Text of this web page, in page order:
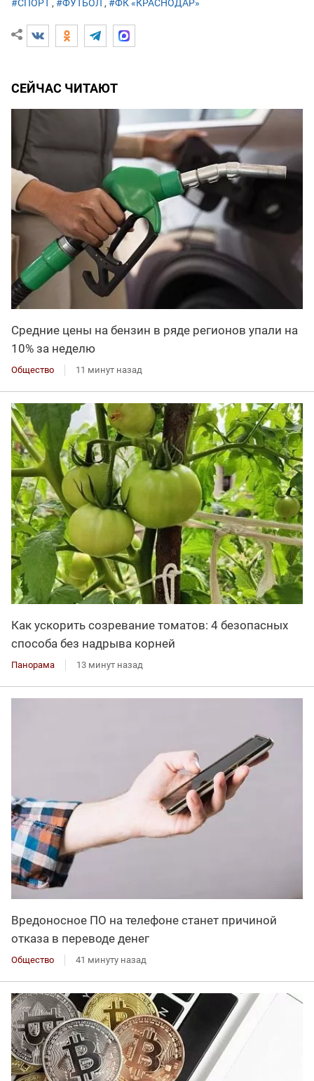
#СПОРТ, #ФУТБОЛ , #ФК «КРАСНОДАР»
СЕЙЧАС ЧИТАЮТ
Средние цены на бензин в ряде регионов упали на
10% за неделю
Общество 11 минут назад
Как ускорить созревание томатов: 4 безопасных
способа без надрыва корней
Панорама 13 минут назад
Вредоносное ПО на телефоне станет причиной
отказа в переводе денег
Общество 41 минуту назад